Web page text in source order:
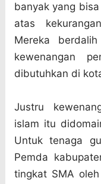
banyak yang
atas
Mereka
kewenangan
dibutuhkan di
Justru
islam itu
Untuk tenaga
Pemda
tingkat SMA